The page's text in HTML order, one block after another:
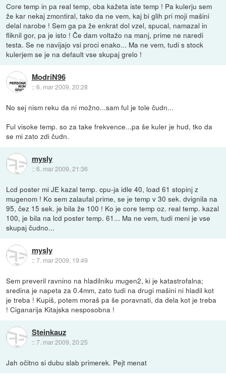
Core temp in pa real temp, oba kažeta iste temp ! Pa kulerju sem
že kar nekaj zmontiral, tako da ne vem, kaj bi glih pri moji mašini
delal narobe ! Sem ga pa že enkrat dol vzel, spucal, namazal in
fliknil gor, pa je isto ! Če dam voltažo na manj, prime ne naredi
testa. Se ne navijajo vsi proci enako... Ma ne vem, tudi s stock
kulerjem se je na default vse skupaj grelo !
ModriN96
::6. mar 2009, 20:28
No sej nism reku da ni možno...sam ful je tole čudn...
Ful visoke temp. so za take frekvence...pa še kuler je hud, tko da
se mi zato zdi čudn.
mysly
::6. mar 2009, 21:36
Lcd poster mi JE kazal temp. cpu-ja idle 40, load 61 stopinj z
mugenom ! Ko sem zalaufal prime, se je temp v 30 sek. dvignila na
95, čez 15 sek. je bila že 100 ! Ko je core temp oz. real temp. kazal
100, je bila na lcd poster temp. 61... Ma ne vem, tudi meni je vse
skupaj čudno...
mysly
::7. mar 2009, 19:49
Sem preveril ravnino na hladilniku mugen2, ki je katastrofalna;
sredina je napeta za 0.4mm, zato tudi na drugi mašini ni hladil kot
je treba ! Kupiš, potem moraš pa še poravnati, da dela kot je treba
! Ciganarija Kitajska nesposobna !
Steinkauz
::7. mar 2009, 20:25
Jah očitno si dubu slab primerek. Pejt menat